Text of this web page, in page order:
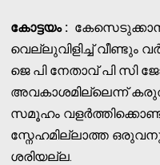
കോട്ടയം :
വെല്ലുവിളിച്ച് വീണ്ടും
ജെ പി നേതാവ് പി സി
അവകാശമില്ലെന്ന്
സമൂഹം
സ്നേഹമില്ലാത്ത
ശരിയല്ല.